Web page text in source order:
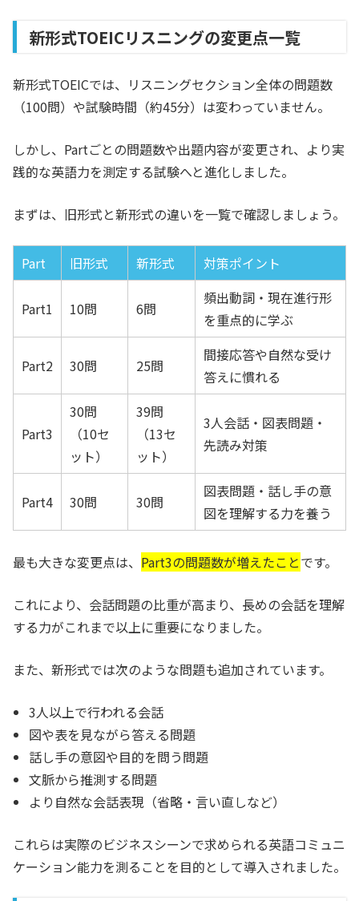
新形式TOEICリスニングの変更点一覧
新形式TOEICでは、リスニングセクション全体の問題数
（100問）や試験時間（約45分）は変わっていません。
しかし、Partごとの問題数や出題内容が変更され、より実
践的な英語力を測定する試験へと進化しました。
まずは、旧形式と新形式の違いを一覧で確認しましょう。
Part 旧形式 新形式 対策ポイント
Part1 10問 6問
頻出動詞・現在進行形
を重点的に学ぶ
Part2 30問 25問
間接応答や自然な受け
答えに慣れる
Part3
30問
（10セ
ット）
39問
（13セ
ット）
3人会話・図表問題・
先読み対策
Part4 30問 30問
図表問題・話し手の意
図を理解する力を養う
最も大きな変更点は、 Part3の問題数が増えたことです。
これにより、会話問題の比重が高まり、長めの会話を理解
する力がこれまで以上に重要になりました。
また、新形式では次のような問題も追加されています。
3人以上で行われる会話
図や表を見ながら答える問題
話し手の意図や目的を問う問題
文脈から推測する問題
より自然な会話表現（省略・言い直しなど）
これらは実際のビジネスシーンで求められる英語コミュニ
ケーション能力を測ることを目的として導入されました。